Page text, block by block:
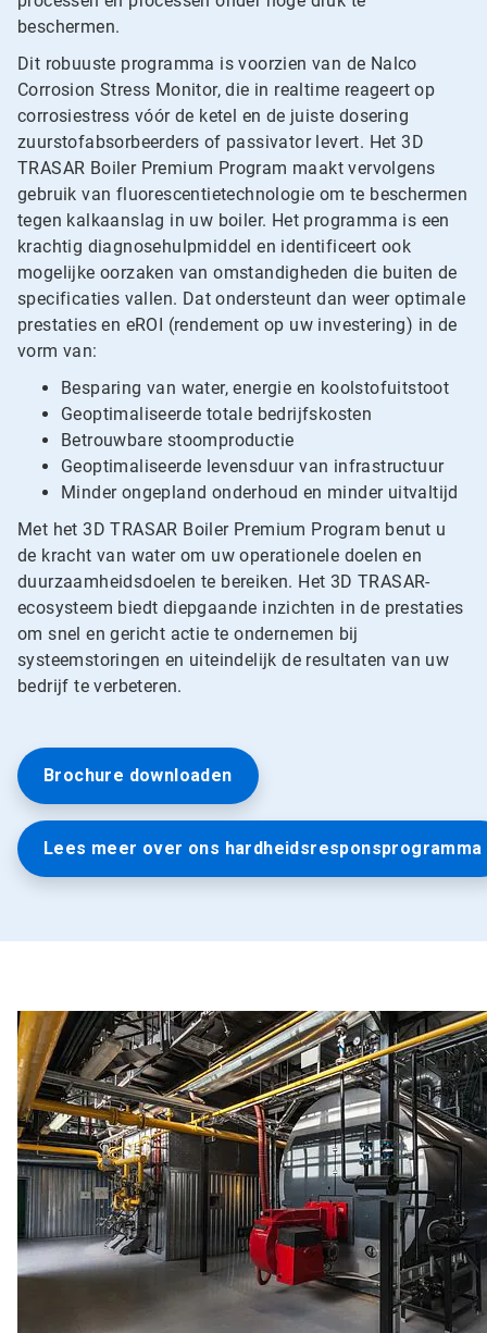
beschermen.
Dit robuuste programma is voorzien van de Nalco
Corrosion Stress Monitor, die in realtime reageert op
corrosiestress vóór de ketel en de juiste dosering
zuurstofabsorbeerders of passivator levert. Het 3D
TRASAR Boiler Premium Program maakt vervolgens
gebruik van fluorescentietechnologie om te beschermen
tegen kalkaanslag in uw boiler. Het programma is een
krachtig diagnosehulpmiddel en identificeert ook
mogelijke oorzaken van omstandigheden die buiten de
specificaties vallen. Dat ondersteunt dan weer optimale
prestaties en eROI (rendement op uw investering) in de
vorm van:
Besparing van water, energie en koolstofuitstoot
Geoptimaliseerde totale bedrijfskosten
Betrouwbare stoomproductie
Geoptimaliseerde levensduur van infrastructuur
Minder ongepland onderhoud en minder uitvaltijd
Met het 3D TRASAR Boiler Premium Program benut u
de kracht van water om uw operationele doelen en
duurzaamheidsdoelen te bereiken. Het 3D TRASAR-
ecosysteem biedt diepgaande inzichten in de prestaties
om snel en gericht actie te ondernemen bij
systeemstoringen en uiteindelijk de resultaten van uw
bedrijf te verbeteren.
Brochure downloaden
Lees meer over ons hardheidsresponsprogramma